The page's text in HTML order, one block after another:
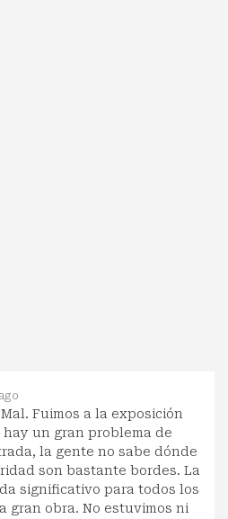
Mal. Fuimos a la exposición
un gran problema de
la gente no sabe dónde
son bastante bordes. La
significativo para todos los
gran obra. No estuvimos ni